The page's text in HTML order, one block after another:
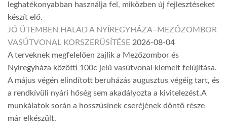
leghatékonyabban használja fel, miközben új fejlesztéseket
készít elő.
JÓ ÜTEMBEN HALAD A NYÍREGYHÁZA–MEZŐZOMBOR
VASÚTVONAL KORSZERŰSÍTÉSE 2026-08-04
A terveknek megfelelően zajlik a Mezőzombor és
Nyíregyháza közötti 100c jelű vasútvonal kiemelt felújítása.
A május végén elindított beruházás augusztus végéig tart, és
a rendkívüli nyári hőség sem akadályozta a kivitelezést.A
munkálatok során a hosszúsínek cseréjének döntő része
már elkészült.